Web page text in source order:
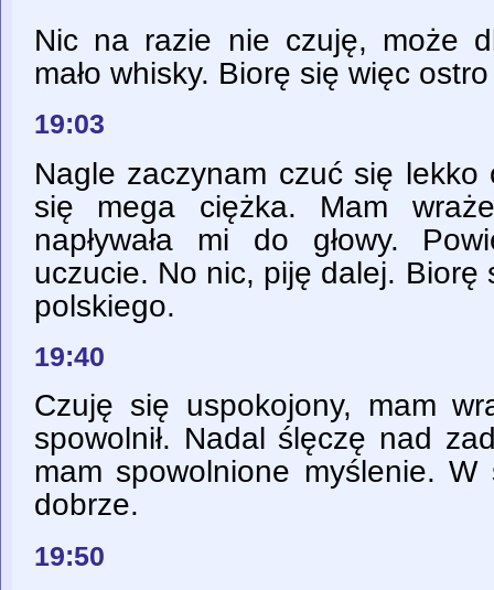
Nic na razie nie czuję, może
mało whisky. Biorę się więc
19:03
Nagle zaczynam czuć się lekko
się mega ciężka. Mam
napływała mi do głowy.
uczucie. No nic, piję dalej. Biorę
polskiego.
19:40
Czuję się uspokojony, mam
spowolnił. Nadal ślęczę nad
mam spowolnione myślenie.
dobrze.
19:50